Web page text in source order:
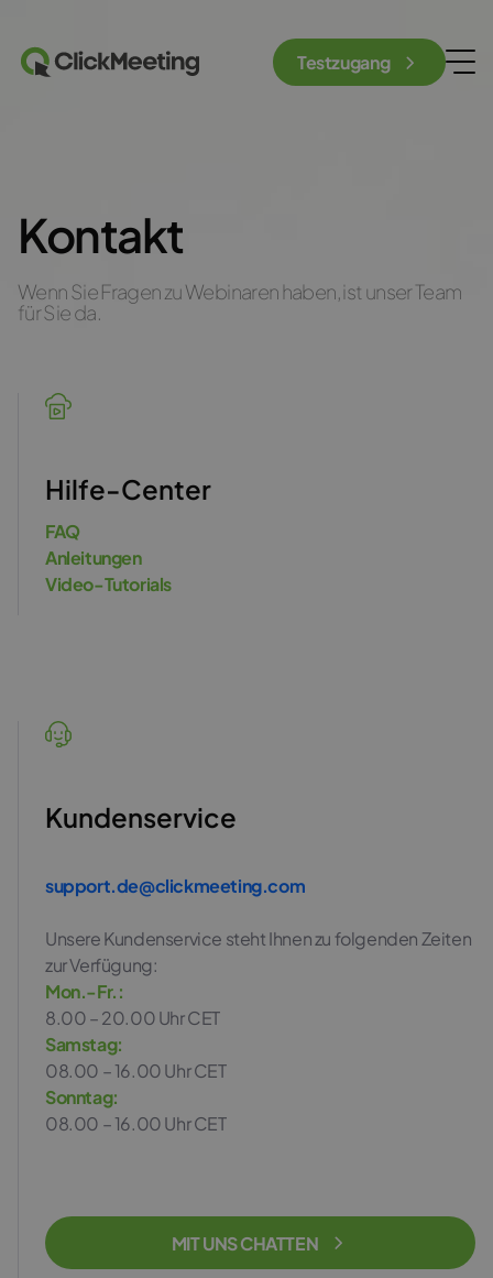
Testzugang
Kontakt
Wenn Sie Fragen zu Webinaren haben, ist unser Team
für Sie da.
Hilfe-Center
FAQ
Anleitungen
Video-Tutorials
Kundenservice
support.de@clickmeeting.com
Unsere Kundenservice steht Ihnen zu folgenden Zeiten
zur Verfügung:
Mon.-Fr.:
8.00 – 20.00 Uhr CET
Samstag:
08.00 – 16.00 Uhr CET
Sonntag:
08.00 – 16.00 Uhr CET
MIT UNS CHATTEN